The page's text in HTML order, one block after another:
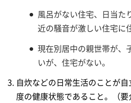
風呂がない住宅、日当た
近の騒音が激しい住宅に
現在別居中の親世帯が、
いが、住宅がない。
自炊などの日常生活のことが
度の健康状態であること。（